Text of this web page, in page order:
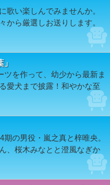
歌い楽しんでみませんか。
から厳選しお送りします。
を作って、幼少から最新ま
愛犬まで披露！和やかな至
の男役・嵐之真と梓唯央。
、桜木みなとと澄風なぎか